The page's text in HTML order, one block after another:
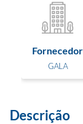
Fornecedor
GALA
Descrição